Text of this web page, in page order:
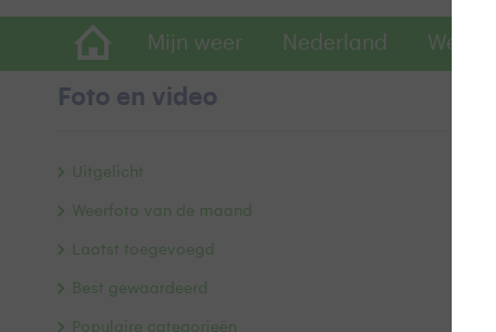
Mijn weer Nederland
Foto en video
Uitgelicht
Weerfoto van de maand
Laatst toegevoegd
Best gewaardeerd
Populaire categorieën